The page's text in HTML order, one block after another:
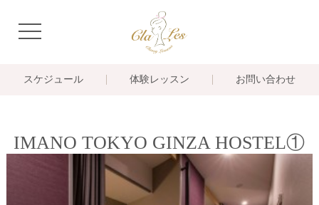
navigation
スケジュール 体験レッスン お問い合わせ
IMANO TOKYO GINZA HOSTEL①